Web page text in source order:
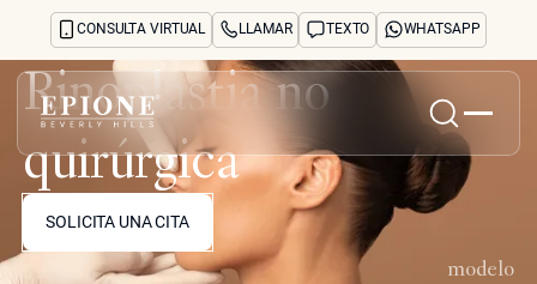
CONSULTA VIRTUAL LLAMAR TEXTO WHATSAPP
Inicio
Tratamientos y preocupaciones
Treatments
Rinoplastia no
quirúrgica
SOLICITA UNA CITA
SOLICITA UNA CITA
modelo